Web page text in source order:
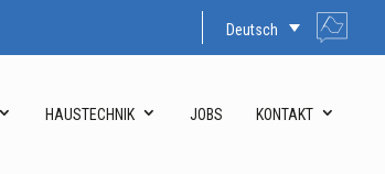
Deutsch
HAUSTECHNIK JOBS KONTAKT